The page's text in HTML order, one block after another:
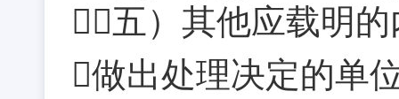
（五）其他应载明
做出处理决定的单